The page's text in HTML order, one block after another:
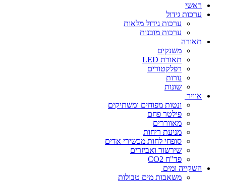
ראשי
ערכות גידול
ערכות גידול מלאות
ערכות מובנות
תאורה
משנקים
תאורת LED
רפלקטורים
נורות
שונות
אוויר
ונטות מפוחים ומשתיקים
פילטר פחם
מאווררים
מניעת ריחות
סופחי לחות מכשירי אדים
שירשור ואביזרים
פד"ח CO2
השקייה ומים
משאבות מים טבולות